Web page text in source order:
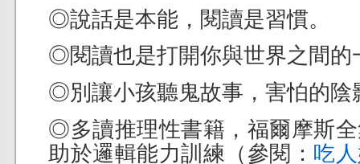
◎說話是本能，閱讀是習慣。
◎閱讀也是打開你與世界之間的
◎別讓小孩聽鬼故事，害怕的陰
◎多讀推理性書籍，福爾摩斯
助於邏輯能力訓練（參閱： 吃